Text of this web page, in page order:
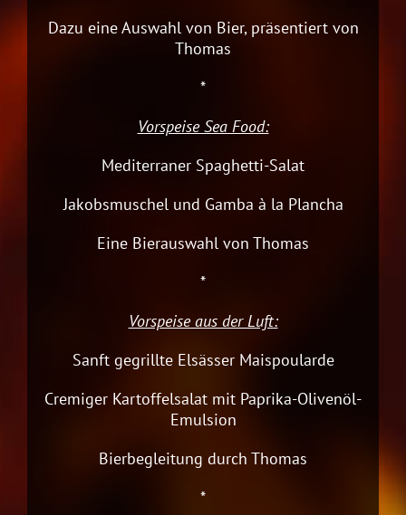
Dazu eine Auswahl von Bier, präsentiert von
Thomas
*
Vorspeise Sea Food:
Mediterraner Spaghetti-Salat
Jakobsmuschel und Gamba à la Plancha
Eine Bierauswahl von Thomas
*
Vorspeise aus der Luft:
Sanft gegrillte Elsässer Maispoularde
Cremiger Kartoffelsalat mit Paprika-Olivenöl-
Emulsion
Bierbegleitung durch Thomas
*